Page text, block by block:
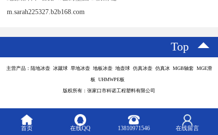
m.sarah225327.b2b168.com
Top
主营产品：陆地冰壶 冰蹴球 旱地冰壶 地板冰壶 地壶球 仿真冰壶 仿真冰 MGB轴套 MGE滑
板 UHMWPE板
版权所有：张家口市科诺工程塑料有限公司
首页 在线QQ 13810971546 在线留言